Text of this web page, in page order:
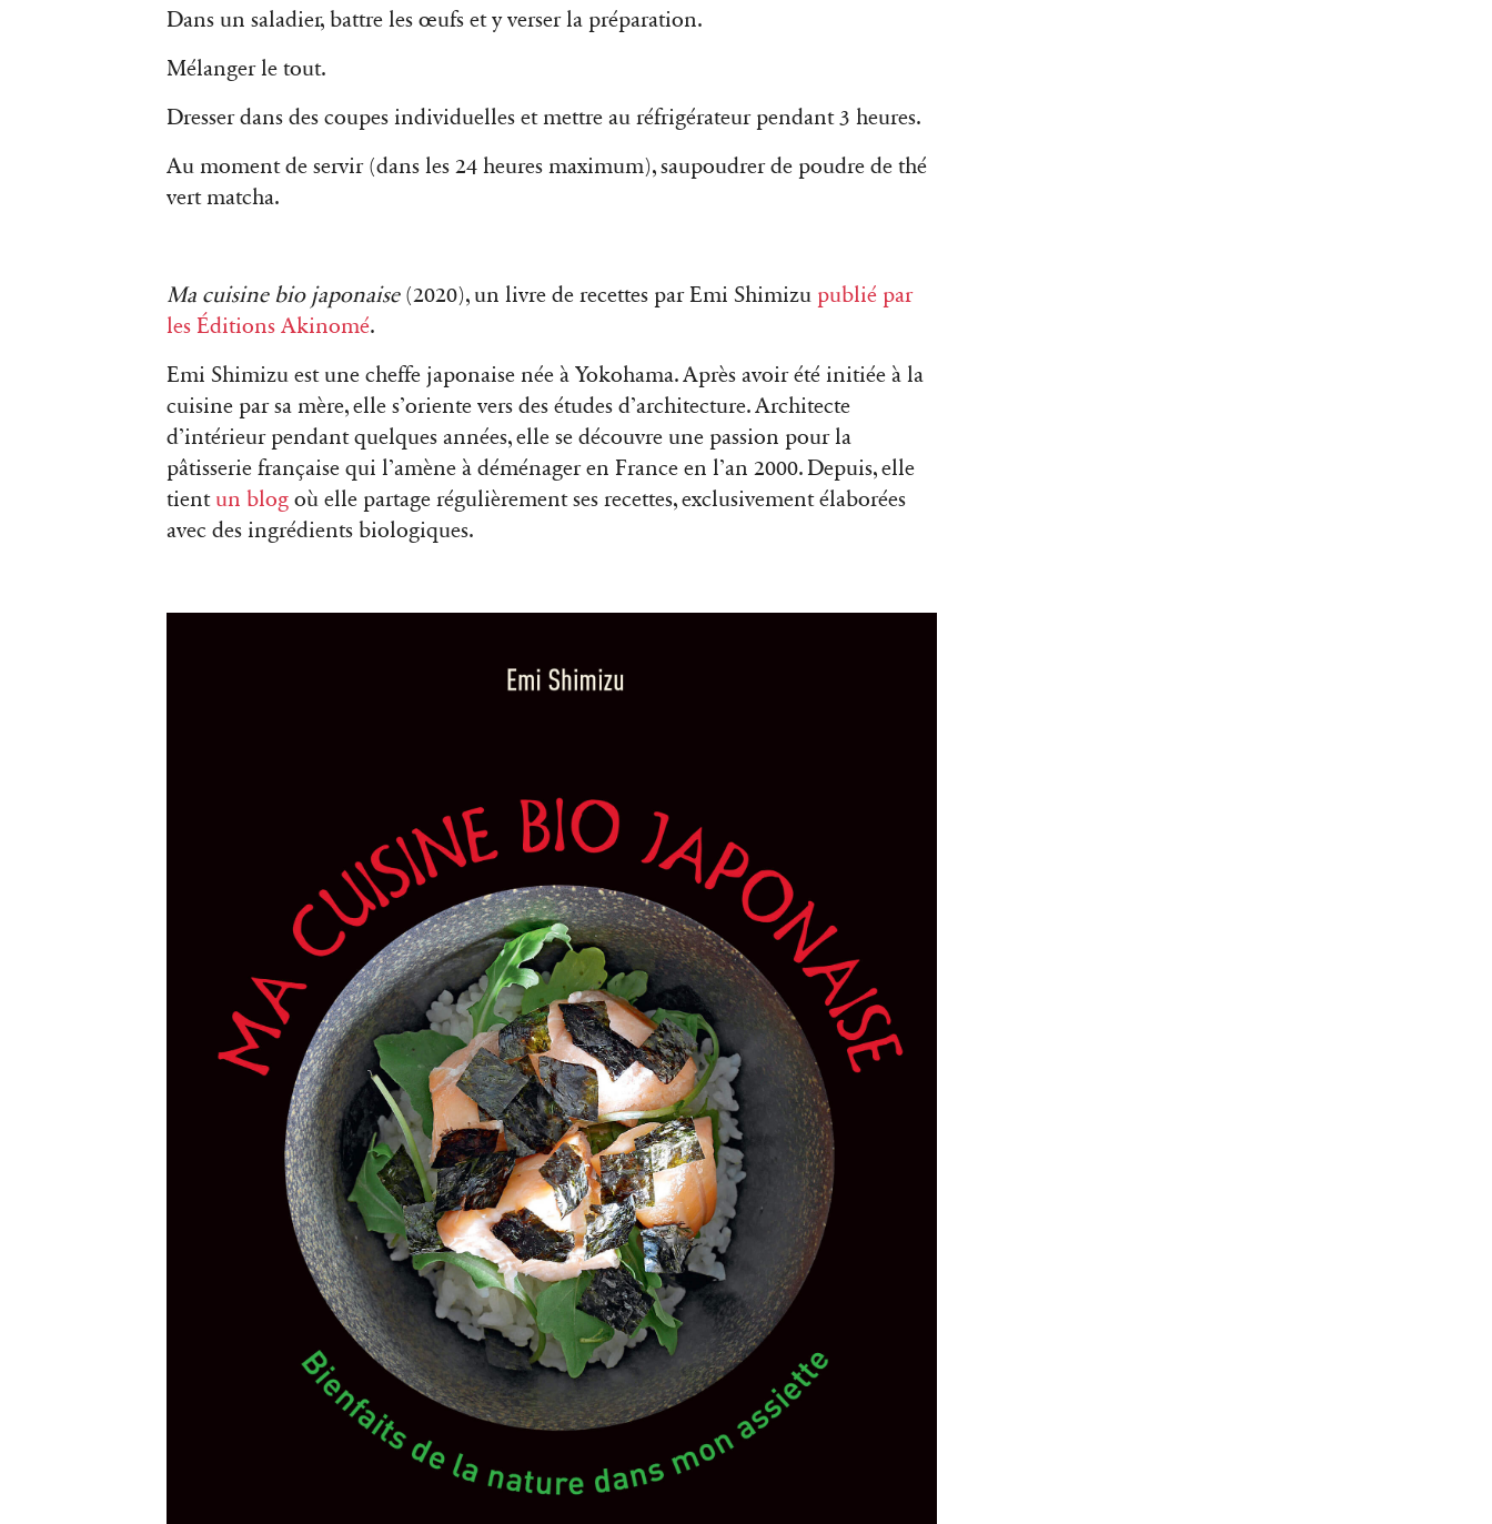
Dans un saladier, battre les œufs et y verser la préparation.
Mélanger le tout.
Dresser dans des coupes individuelles et mettre au réfrigérateur pendant 3 heures.
Au moment de servir (dans les 24 heures maximum), saupoudrer de poudre de thé
vert matcha.
Ma cuisine bio japonaise(2020), un livre de recettes par Emi Shimizu publié par
les Éditions Akinomé.
Emi Shimizu est une cheffe japonaise née à Yokohama. Après avoir été initiée à la
cuisine par sa mère, elle s’oriente vers des études d’architecture. Architecte
d’intérieur pendant quelques années, elle se découvre une passion pour la
pâtisserie française qui l’amène à déménager en France en l’an 2000. Depuis, elle
tient un blog où elle partage régulièrement ses recettes, exclusivement élaborées
avec des ingrédients biologiques.